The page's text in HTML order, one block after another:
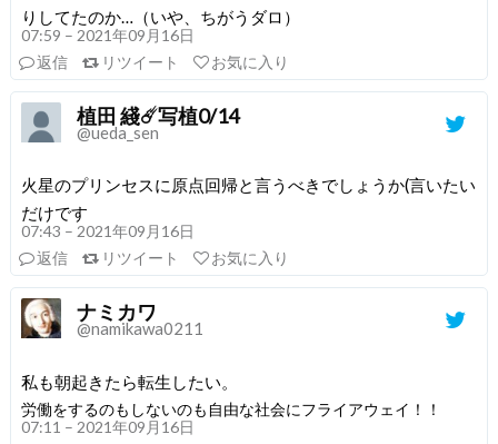
りしてたのか…（いや、ちがうダロ）
07:59 – 2021年09月16日
返信
リツイート お気に入り
植田 綫☄️写植0/14
@ueda_sen
火星のプリンセスに原点回帰と言うべきでしょうか(言いたい
だけです
07:43 – 2021年09月16日
返信
リツイート お気に入り
ナミカワ
@namikawa0211
私も朝起きたら転生したい。
労働をするのもしないのも自由な社会にフライアウェイ！！
07:11 – 2021年09月16日